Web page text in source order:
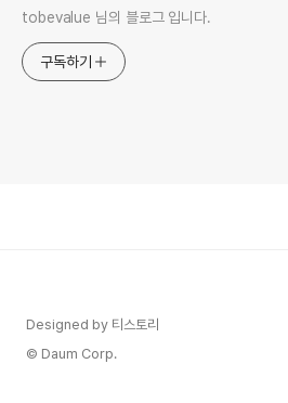
tobevalue 님의 블로그 입니다.
구독하기
Designed by 티스토리
© Daum Corp.